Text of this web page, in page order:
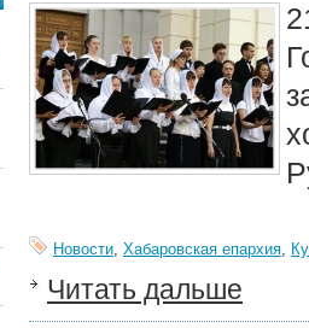
Новости, Хабаровская епархия,
Читать дальше